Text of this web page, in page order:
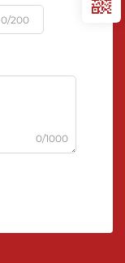
0/200
0/1000